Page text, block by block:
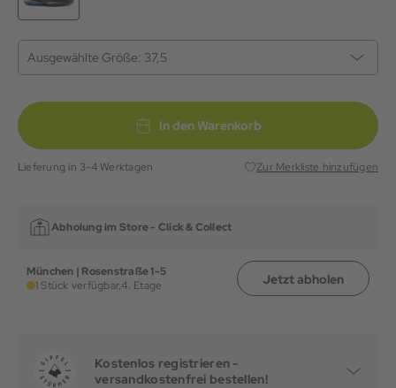
Ausgewählte Größe: 37,5
In den Warenkorb
Lieferung in 3-4 Werktagen Zur Merkliste hinzufügen
Abholung im Store - Click & Collect
München | Rosenstraße 1-5
1 Stück verfügbar,4. Etage Jetzt abholen
Kostenlos registrieren -
versandkostenfrei bestellen!